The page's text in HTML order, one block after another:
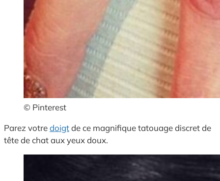
© Pinterest
Parez votredoigtde ce magnifique tatouage discret de
tête de chat aux yeux doux.